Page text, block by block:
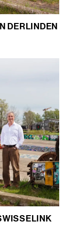
DERLINDEN
WISSELINK